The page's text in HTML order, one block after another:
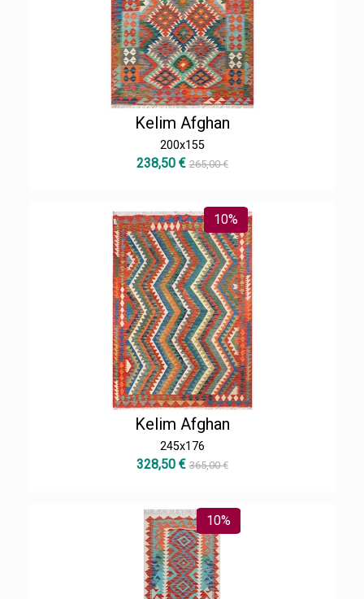
Kelim Afghan
200x155
238,50 € 265,00 €
10%
Kelim Afghan
245x176
328,50 € 365,00 €
10%